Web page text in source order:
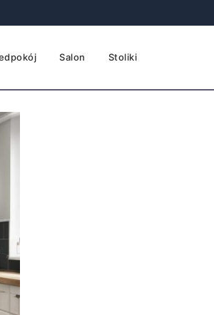
Salon Stoliki